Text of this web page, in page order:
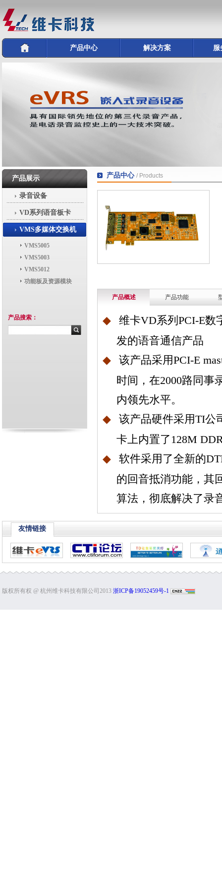
产品中心 解决方案 服
产品展示
录音设备
VD系列语音板卡
VMS多媒体交换机
VMS5005
VMS5003
VMS5012
功能板及资源模块
产品搜索：
产品中心 / Products
产品概述 产品功能
◆ 维卡VD系列 PCI-E数
发的语音通信产品
◆
该产品采用PCI-E
时间，在2000路同事
内领先水平。
◆
该产品硬件采用TI公
卡上内置了 128M
◆
软件采用了全新的
的回音抵消功能，其
算法，彻底解决了录
友情链接
版权所有权 @ 杭州维卡科技有限公司2013 浙ICP备19052459号-1